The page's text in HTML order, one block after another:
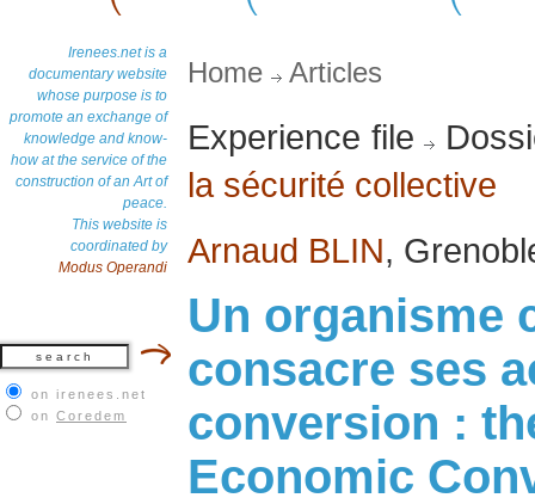
Irenees.net is a
documentary website
whose purpose is to
promote an exchange of
knowledge and know-
how at the service of the
construction of an Art of
peace.
This website is
coordinated by
Modus Operandi
on irenees.net
on Coredem
Home Articles
Experience file
la sécurité collective
Arnaud BLIN,
Un organisme
consacre ses
conversion :
Economic